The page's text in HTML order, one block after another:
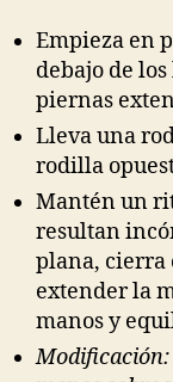
Empieza en
debajo de
piernas
Lleva una
rodilla
Mantén un
resultan
plana, cierra
extender la
manos y
Modificación: